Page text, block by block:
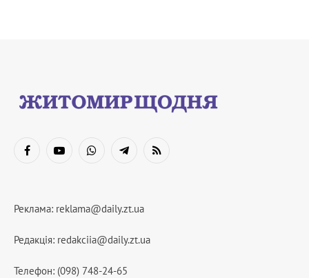
FacebookYouTubeWhatsAppTelegramRSS
Реклама: reklama@daily.zt.ua
Редакція: redakciia@daily.zt.ua
Телефон: (098) 748-24-65